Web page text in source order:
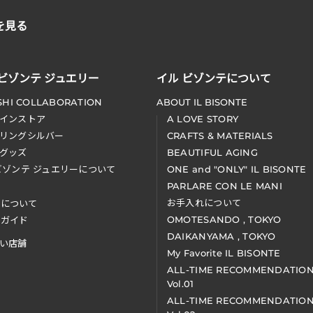
見る
ゾンテ ジュエリー
COLLABORATION
ンストア
ングシルバー
ッズ
ンテ ジュエリーについて
ついて
イド
店舗
イル ビゾンテについて
ABOUT IL BISONTE
A LOVE STORY
CRAFTS & MATERIALS
BEAUTIFUL AGING
ONE and "ONLY" IL BISONTE
PARLARE CON LE MANI
お手入れについて
OMOTESANDO , TOKYO
DAIKANYAMA , TOKYO
My Favorite IL BISONTE
ALL-TIME
Vol.01
ALL-TIME